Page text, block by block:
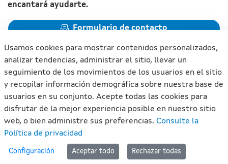
encantará ayudarte.
Formulario de contacto
Xunta de Galicia. Información mantenida y publicada en
internet por la Xunta de Galicia
Atención a la ciudadanía
Accesibilidad
Usamos cookies para mostrar contenidos personalizados,
analizar tendencias, administrar el sitio, llevar un
seguimiento de los movimientos de los usuarios en el sitio
y recopilar información demográfica sobre nuestra base de
usuarios en su conjunto. Acepte todas las cookies para
disfrutar de la mejor experiencia posible en nuestro sitio
web, o bien administre sus preferencias. Consulte la
Política de privacidad
Configuración Aceptar todo Rechazar todas